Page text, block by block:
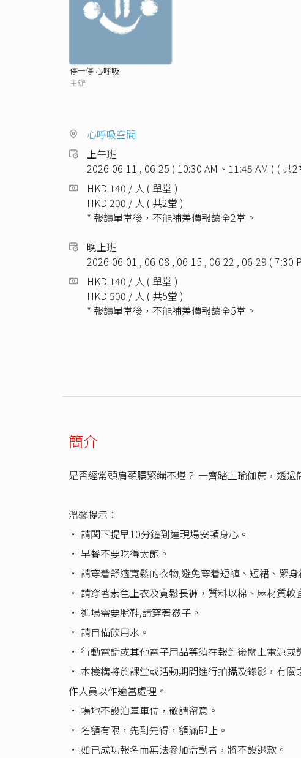
停一停 心呼吸
主辦
心呼吸空間
上午班
2026-06-11 , 06-25 ( 10:30 AM ~ 11:45 AM ) ( 共2
HKD 140 / 人 ( 單堂 )
HKD 200 / 人 ( 共2堂 )
* 報讀單堂後，不能補差價報讀全2堂。
晚上班
2026-06-01 , 06-08 , 06-15 , 06-22 , 06-29 ( 7:30
HKD 140 / 人 ( 單堂 )
HKD 500 / 人 ( 共5堂 )
* 報讀單堂後，不能補差價報讀全5堂。
簡介
是否經常頭肩頸腰緊繃不堪？ 一齊踏上瑜伽蓆，透
溫馨提示：
•⁠ 請閣下提早10分鐘到達現場安頓身心。
•⁠ 早餐不要吃得太飽。
•⁠ 請穿着舒適寛鬆的衣物,避免穿着短褲、短裙、緊
•⁠ 請穿著素色上衣及寬鬆長褲，質料以棉、麻材質較
•⁠ 進場需要脫鞋,請穿著襪子。
•⁠ 請自備飲用水。
•⁠ 行動電話或其他電子用品等須在報到後關上電源
•⁠ 本機構將於課堂或活動期間進行拍攝及錄影，有
作人員以作適當處理。
•⁠ 場地不設泊車車位，敬請留意。
•⁠ 名額有限，先到先得，額滿即止。
•⁠ 如已成功報名而無法參加活動者，將不設退款。